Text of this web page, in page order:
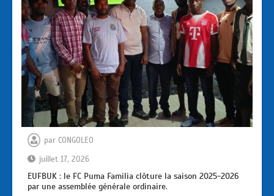
par CONGOLEO
juillet 17, 2026
EUFBUK : le FC Puma Familia clôture la saison 2025-2026
par une assemblée générale ordinaire.